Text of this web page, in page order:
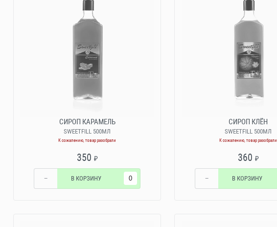
СИРОП КАРАМЕЛЬ
SWEETFILL 500МЛ
К сожалению, товар разобрали
350 ₽
− В КОРЗИНУ
СИРОП КЛЁН
SWEETFILL 500МЛ
К сожалению, товар разобрали
360 ₽
− В КОРЗИНУ